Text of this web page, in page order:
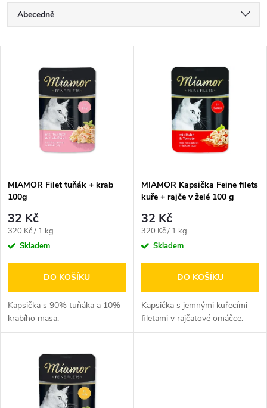
Ř
a
p
r
o
d
u
k
Abecedně
Nejprodávanější
s
p
r
o
d
u
MIAMOR Filet tuňák + krab
100g
32 Kč
Měrná
cena:
320 Kč / 1 kg
Skladem
DO KOŠÍKU
Kapsička s 90% tuňáka a 10%
krabího masa.
MIAMOR Kapsička Feine filets
kuře + rajče v želé 100 g
32 Kč
Měrná
cena:
320 Kč / 1 kg
Skladem
DO KOŠÍKU
Kapsička s jemnými kuřecími
filetami v rajčatové omáčce.